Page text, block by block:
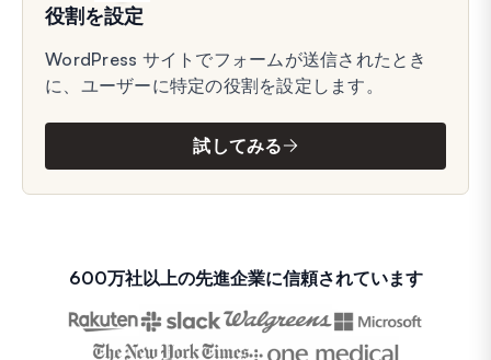
役割を設定
WordPress サイトでフォームが送信されたとき
に、ユーザーに特定の役割を設定します。
試してみる
600万社以上の先進企業に信頼されています